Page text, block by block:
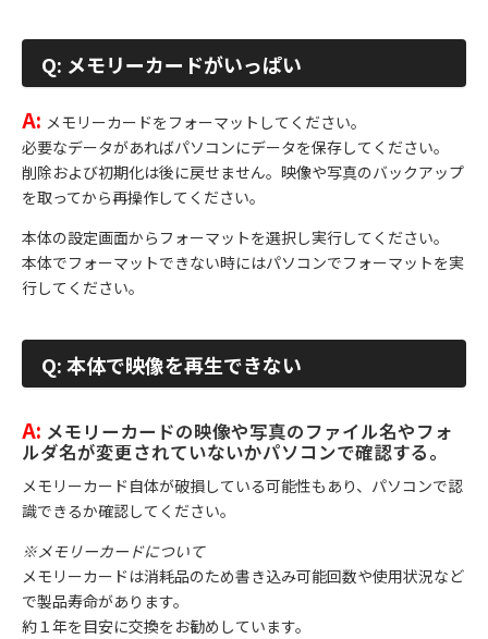
Q: メモリーカードがいっぱい
A: メモリーカードをフォーマットしてください。
必要なデータがあればパソコンにデータを保存してください。
削除および初期化は後に戻せません。映像や写真のバックアップ
を取ってから再操作してください。
本体の設定画面からフォーマットを選択し実行してください。
本体でフォーマットできない時にはパソコンでフォーマットを実
行してください。
Q: 本体で映像を再生できない
A: メモリーカードの映像や写真のファイル名やフォ
ルダ名が変更されていないかパソコンで確認する。
メモリーカード自体が破損している可能性もあり、パソコンで認
識できるか確認してください。
※メモリーカードについて
メモリーカードは消耗品のため書き込み可能回数や使用状況など
で製品寿命があります。
約１年を目安に交換をお勧めしています。